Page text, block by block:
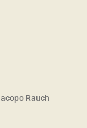
Rauch